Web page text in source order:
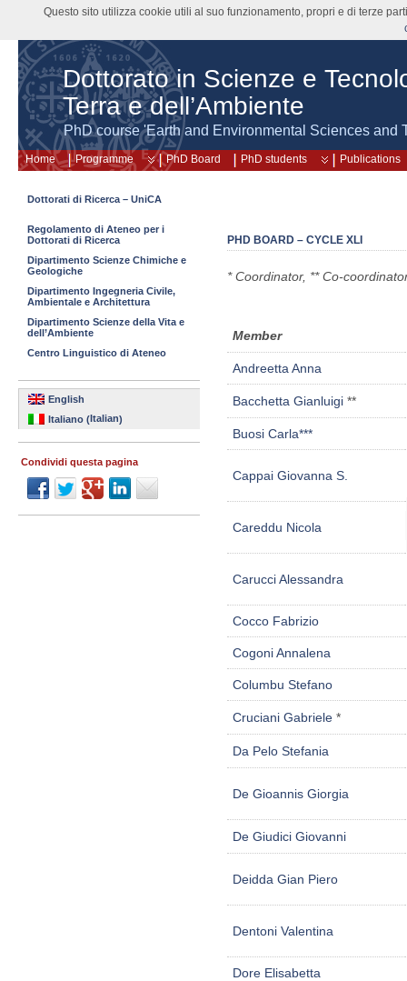
Dottorato in Scienze e
Terra e dell’Ambiente
PhD course 'Earth and Environmental Sciences and
Home Programme PhD Board PhD students Publications
PHD BOARD – CYCLE XLI
* Coordinator, ** Co-
Member
Andreetta Anna
Bacchetta Gianluigi **
Buosi Carla***
Cappai Giovanna S.
Careddu Nicola
Carucci Alessandra
Cocco Fabrizio
Cogoni Annalena
Columbu Stefano
Cruciani Gabriele *
Da Pelo Stefania
De Gioannis Giorgia
De Giudici Giovanni
Deidda Gian Piero
Dentoni Valentina
Dore Elisabetta
Dottorati di Ricerca – UniCA
Regolamento di Ateneo per i
Dottorati di Ricerca
Dipartimento Scienze Chimiche e
Geologiche
Dipartimento Ingegneria Civile,
Ambientale e Architettura
Dipartimento Scienze della Vita e
dell’Ambiente
Centro Linguistico di Ateneo
English
Italiano ( Italian)
Condividi questa pagina
Questo sito utilizza cookie utili al suo funzionamento, propri e di terze